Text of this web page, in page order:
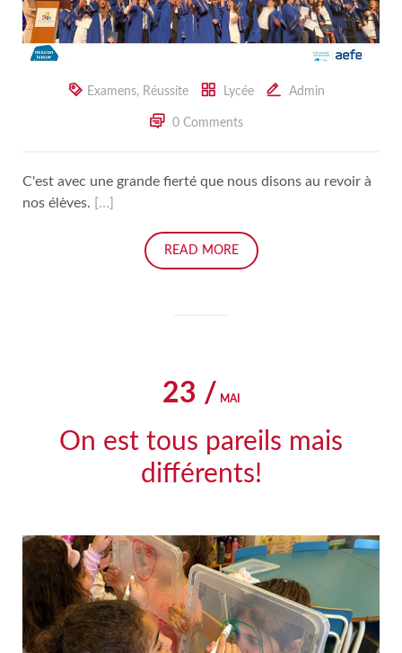
Examens, Réussite Lycée Admin
0 Comments
C'est avec une grande fierté que nous disons au revoir à
nos élèves. […]
READ MORE
23 / MAI
On est tous pareils mais
différents!